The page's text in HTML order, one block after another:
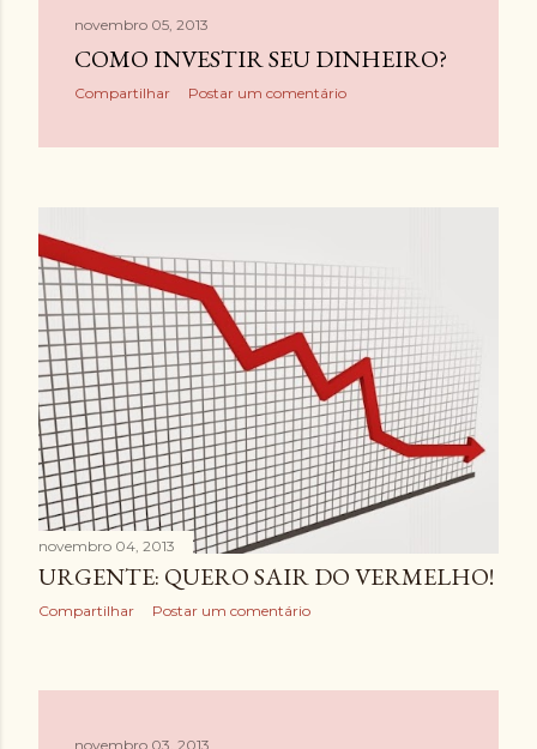
novembro 05, 2013
COMO INVESTIR SEU DINHEIRO?
Compartilhar Postar um comentário
novembro 04, 2013
URGENTE: QUERO SAIR DO VERMELHO!
Compartilhar Postar um comentário
novembro 03, 2013